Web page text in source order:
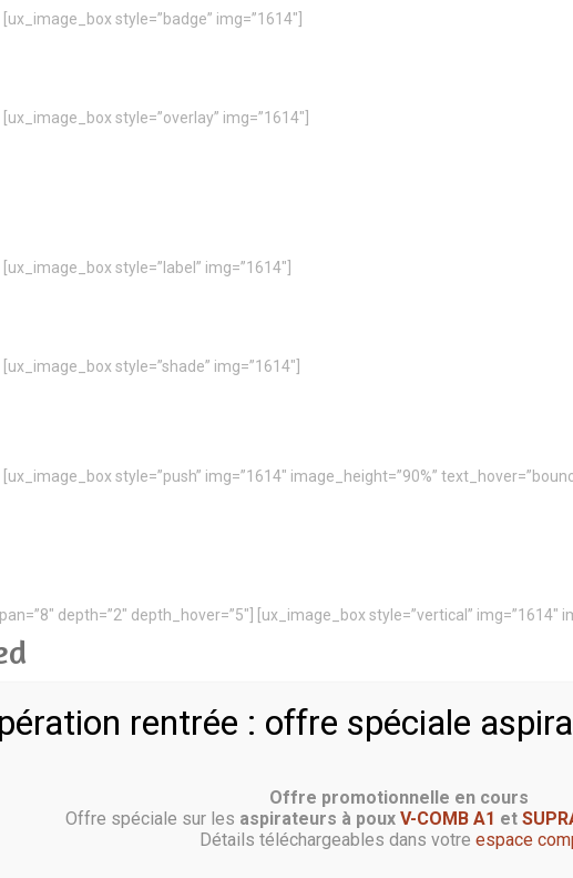
style=”badge” img=”1614″]
style=”overlay” img=”1614″]
style=”label” img=”1614″]
style=”shade” img=”1614″]
style=”push” img=”1614″ image_height=”90%”
depth=”2″ depth_hover=”5″] [ux_image_box style=”vertical” img=”1614″
alt-button” radius=”10″] [/ux_image_box] [/col] [/row] [/section] [section] [row]
box by using the options in the
here. Mix and Match effects to create your perfect Image Box
rentrée : offre spéciale
Offre promotionnelle en cours
Offre spéciale sur les aspirateurs à poux V-COMB A1 et
Détails téléchargeables dans votre espace